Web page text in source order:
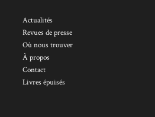
Actualités
Revues de presse
Où nous trouver
À propos
Contact
Livres épuisés